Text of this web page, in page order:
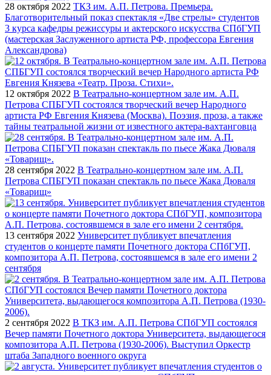
28 октября 2022 ТКЗ им. А.П. Петрова. Премьера.
Благотворительный показ спектакля «Две стрелы» студентов
3 курса кафедры режиссуры и актерского искусства СПбГУП
(мастерская Заслуженного артиста РФ, профессора Евгения
Александрова)
12 октября 2022 В Театрально-концертном зале им. А.П.
Петрова СПБГУП состоялся творческий вечер Народного
артиста РФ Евгения Князева (Москва). Поэзия, проза, а также
тайны театральной жизни от известного актера-вахтанговца
28 сентября 2022 В Театрально-концертном зале им. А.П.
Петрова СПБГУП показан спектакль по пьесе Жака Дюваля
«Товарищ»
13 сентября 2022 Университет публикует впечатления
студентов о концерте памяти Почетного доктора СПбГУП,
композитора А.П. Петрова, состоявшемся в зале его имени 2
сентября
2 сентября 2022 В ТКЗ им. А.П. Петрова СПбГУП состоялся
Вечер памяти Почетного доктора Университета, выдающегося
композитора А.П. Петрова (1930-2006). Выступил Оркестр
штаба Западного военного округа